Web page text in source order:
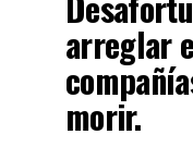
arreglar
morir.